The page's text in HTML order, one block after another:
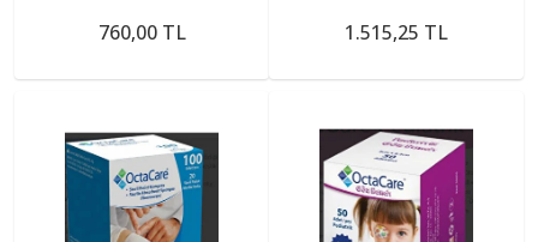
760,00 TL 1.515,25 TL